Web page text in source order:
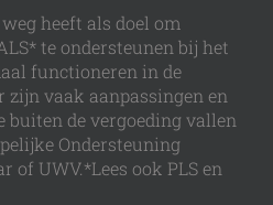
heeft als doel om
te ondersteunen bij het
functioneren in de
zijn vaak aanpassingen en
buiten de vergoeding vallen
Ondersteuning
of UWV.*Lees ook PLS en